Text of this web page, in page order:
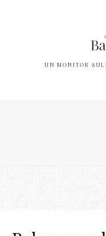
UN MONITOR